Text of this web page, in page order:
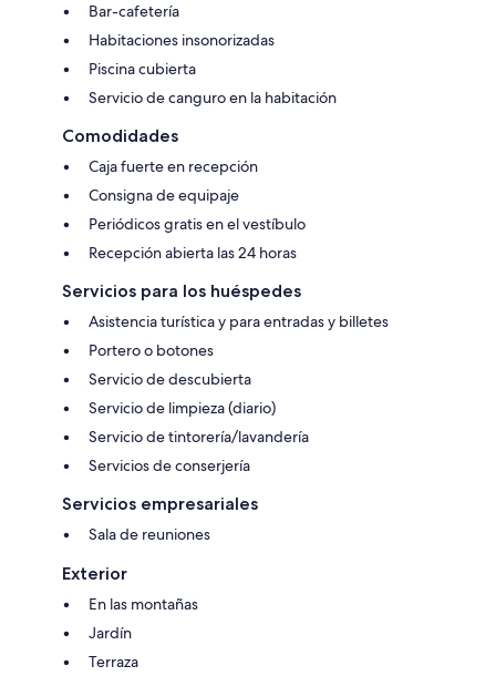
Bar-cafetería
Habitaciones insonorizadas
Piscina cubierta
Servicio de canguro en la habitación
Comodidades
Caja fuerte en recepción
Consigna de equipaje
Periódicos gratis en el vestíbulo
Recepción abierta las 24 horas
Servicios para los huéspedes
Asistencia turística y para entradas y billetes
Portero o botones
Servicio de descubierta
Servicio de limpieza (diario)
Servicio de tintorería/lavandería
Servicios de conserjería
Servicios empresariales
Sala de reuniones
Exterior
En las montañas
Jardín
Terraza